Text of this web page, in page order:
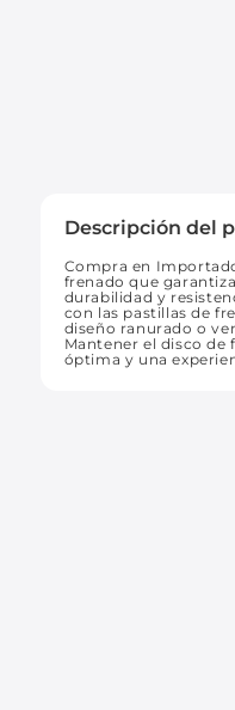
Descripción del
Compra en
frenado que
durabilidad y
con las pastillas de
diseño ranurado o
Mantener el disco de
óptima y una